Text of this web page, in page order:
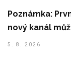
Poznámka:
nový kanál
5. 8. 2026